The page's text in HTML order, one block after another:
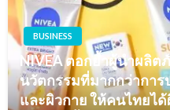
BUSINESS
NIVEA ตอกย้ำผู้นำผลิ
นวัตกรรมที่มากกว่าการ
และผิวกาย ให้คนไทยได้